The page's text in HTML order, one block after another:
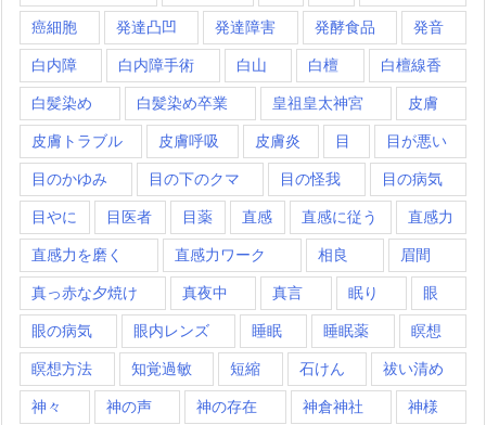
癌細胞 発達凸凹 発達障害 発酵食品 発音
白内障 白内障手術 白山 白檀 白檀線香
白髪染め 白髪染め卒業 皇祖皇太神宮 皮膚
皮膚トラブル 皮膚呼吸 皮膚炎 目 目が悪い
目のかゆみ 目の下のクマ 目の怪我 目の病気
目やに 目医者 目薬 直感 直感に従う 直感力
直感力を磨く 直感力ワーク 相良 眉間
真っ赤な夕焼け 真夜中 真言 眠り 眼
眼の病気 眼内レンズ 睡眠 睡眠薬 瞑想
瞑想方法 知覚過敏 短縮 石けん 祓い清め
神々 神の声 神の存在 神倉神社 神様